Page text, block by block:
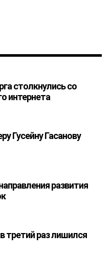
столкнулись со
интернета
Гусейну Гасанову
развития
третий раз лишился